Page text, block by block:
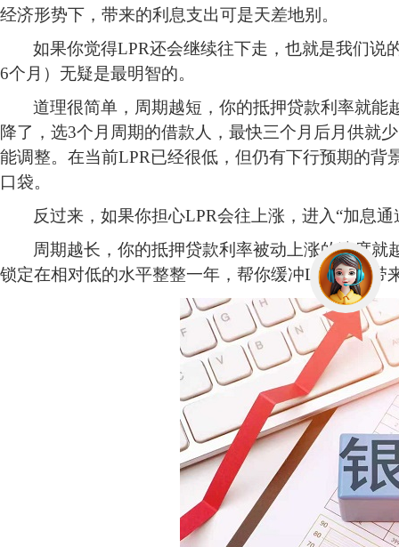
经济形势下，带来的利息支出可是天差地别。
如果你觉得LPR还会继续往下走，也就是我们说
6个月）无疑是最明智的。
道理很简单，周期越短，你的抵押贷款利率就能
降了，选3个月周期的借款人，最快三个月后月供就
能调整。在当前LPR已经很低，但仍有下行预期的
口袋。
反过来，如果你担心LPR会往上涨，进入“加息
周期越长，你的抵押贷款利率被动上涨的速度就
锁定在相对低的水平整整一年，帮你缓冲LPR上涨带